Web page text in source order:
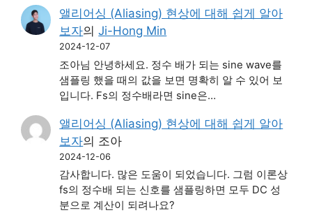
앨리어싱 (Aliasing) 현상에 대해 쉽게 알아
보자의Ji-Hong Min
2024-12-07
조아님 안녕하세요. 정수 배가 되는 sine wave를
샘플링 했을 때의 값을 보면 명확히 알 수 있어 보
입니다. Fs의 정수배라면 sine은…
앨리어싱 (Aliasing) 현상에 대해 쉽게 알아
보자의 조아
2024-12-06
감사합니다. 많은 도움이 되었습니다. 그럼 이론상
fs의 정수배 되는 신호를 샘플링하면 모두 DC 성
분으로 계산이 되려나요?